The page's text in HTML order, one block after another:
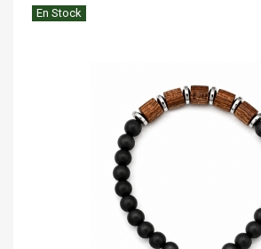
En Stock